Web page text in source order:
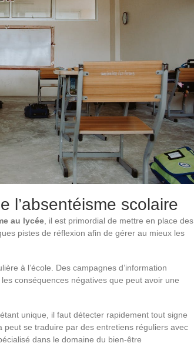
l’absentéisme scolaire
au lycée, il est primordial de mettre en place des
pistes de réflexion afin de gérer au mieux les
à l’école. Des campagnes d’information
conséquences négatives que peut avoir une
unique, il faut détecter rapidement tout signe
peut se traduire par des entretiens réguliers avec
dans le domaine du bien-être